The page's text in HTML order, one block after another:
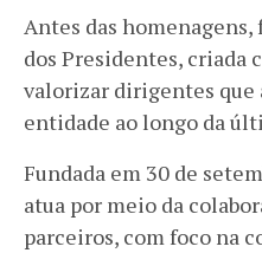
Antes das
dos Presidentes, criada
valorizar dirigentes que
entidade ao longo da
Fundada em 30 de
atua por meio da
parceiros, com foco na